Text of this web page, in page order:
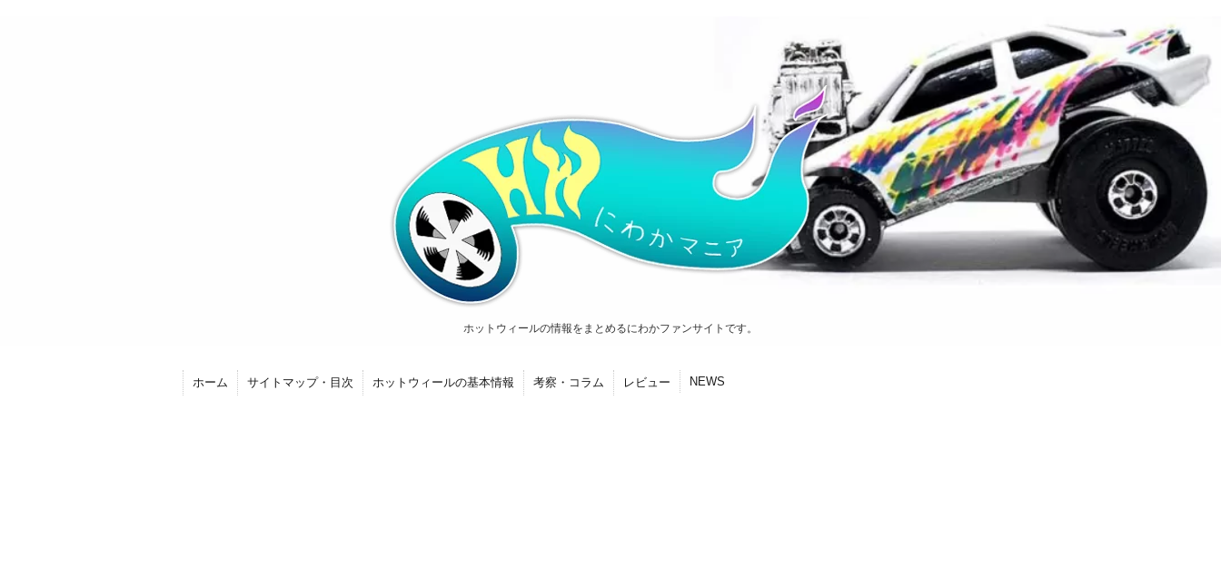
ホットウィールの情報をまとめるにわかファンサイトです。
ホーム サイトマップ・目次 ホットウィールの基本情報 考察・コラム レビュー NEWS